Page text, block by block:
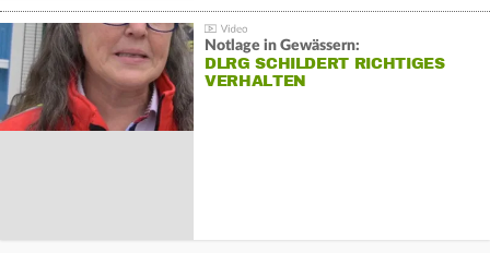
Notlage in Gewässern:
DLRG SCHILDERT RICHTIGES
VERHALTEN